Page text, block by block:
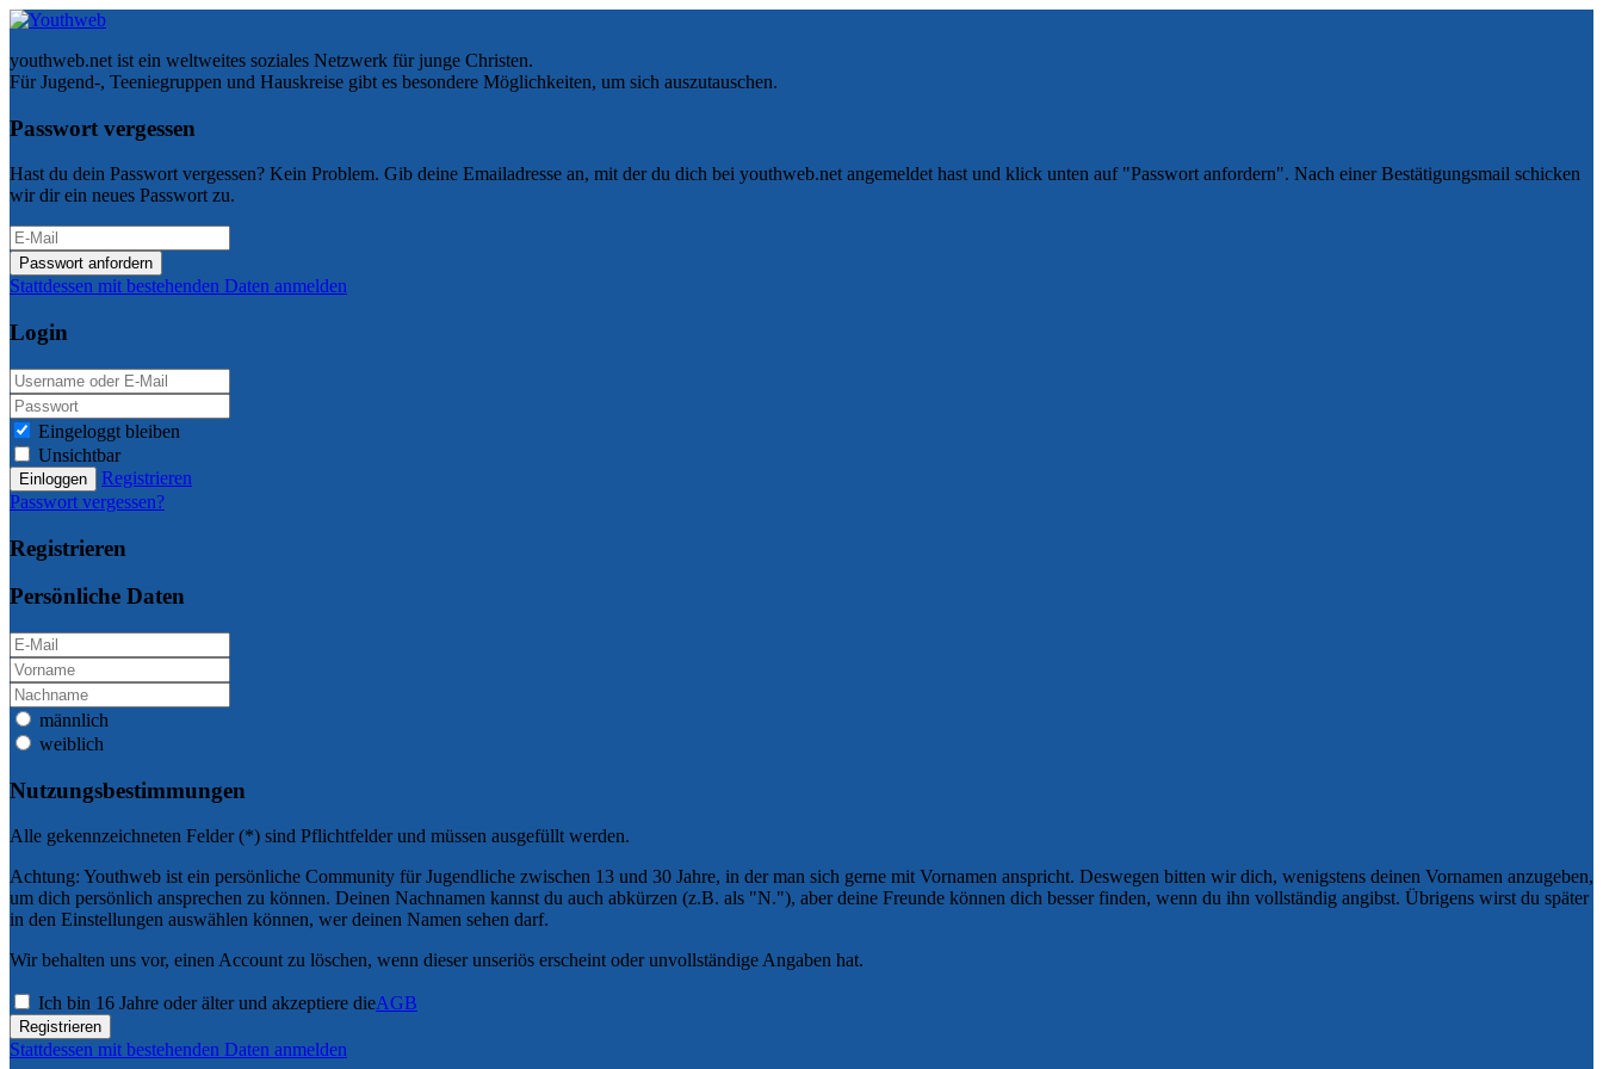
youthweb.net ist ein weltweites soziales Netzwerk für junge Christen.
Für Jugend-, Teeniegruppen und Hauskreise gibt es besondere Möglichkeiten, um sich auszutauschen.
Passwort vergessen
Hast du dein Passwort vergessen? Kein Problem. Gib deine Emailadresse an, mit der du dich bei youthweb.net angemeldet hast und klick unten auf "Passwort anfordern". Nach einer Bestätigungsmail schicken
wir dir ein neues Passwort zu.
Passwort anfordern
Stattdessen mit bestehenden Daten anmelden
Login
Eingeloggt bleiben
Unsichtbar
Einloggen
Registrieren
Passwort vergessen?
Registrieren
Persönliche Daten
männlich
weiblich
Nutzungsbestimmungen
Alle gekennzeichneten Felder (*) sind Pflichtfelder und müssen ausgefüllt werden.
Achtung: Youthweb ist ein persönliche Community für Jugendliche zwischen 13 und 30 Jahre, in der man sich gerne mit Vornamen anspricht. Deswegen bitten wir dich, wenigstens deinen Vornamen anzugeben,
um dich persönlich ansprechen zu können. Deinen Nachnamen kannst du auch abkürzen (z.B. als "N."), aber deine Freunde können dich besser finden, wenn du ihn vollständig angibst. Übrigens wirst du später
in den Einstellungen auswählen können, wer deinen Namen sehen darf.
Wir behalten uns vor, einen Account zu löschen, wenn dieser unseriös erscheint oder unvollständige Angaben hat.
Ich bin 16 Jahre oder älter und akzeptiere dieAGB
Registrieren
Stattdessen mit bestehenden Daten anmelden